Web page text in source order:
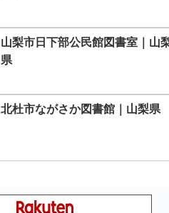
山梨市日下部公民館図書室｜山
県
北杜市ながさか図書館｜山梨県